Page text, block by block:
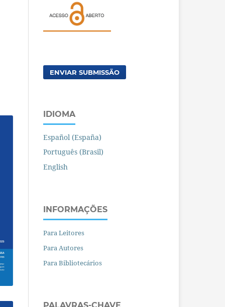
ENVIAR SUBMISSÃO
IDIOMA
Español (España)
Português (Brasil)
English
INFORMAÇÕES
Para Leitores
Para Autores
Para Bibliotecários